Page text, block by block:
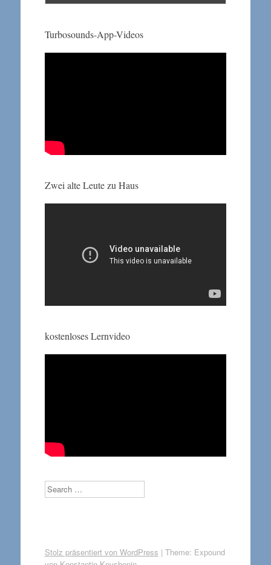
Turbosounds-App-Videos
Zwei alte Leute zu Haus
kostenloses Lernvideo
Search
Stolz präsentiert von WordPress | Theme: Expound